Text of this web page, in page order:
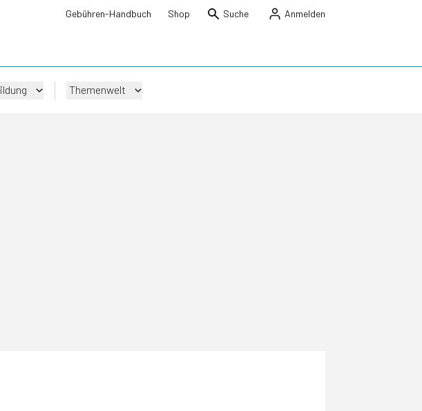
Gebühren-Handbuch Shop Suche Anmelden
Themenwelt